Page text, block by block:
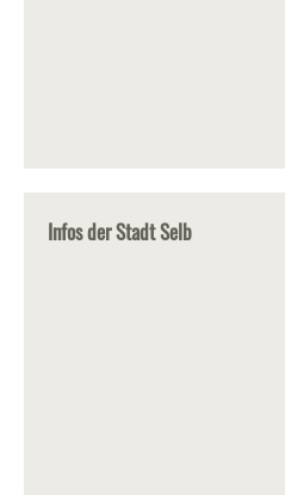
Infos der Stadt Selb